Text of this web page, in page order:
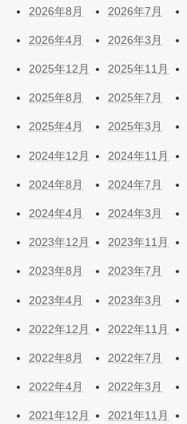
2026年8月 2026年7月
2026年4月 2026年3月
2025年12月 2025年11月
2025年8月 2025年7月
2025年4月 2025年3月
2024年12月 2024年11月
2024年8月 2024年7月
2024年4月 2024年3月
2023年12月 2023年11月
2023年8月 2023年7月
2023年4月 2023年3月
2022年12月 2022年11月
2022年8月 2022年7月
2022年4月 2022年3月
2021年12月 2021年11月